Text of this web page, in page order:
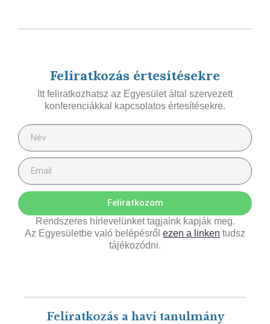
Feliratkozás értesítésekre
Itt feliratkozhatsz az Egyesület által szervezett
konferenciákkal kapcsolatos értesítésekre.
Feliratkozom
Rendszeres hírlevelünket tagjaink kapják meg.
Az Egyesületbe való belépésről ezen a linken tudsz
tájékozódni.
Feliratkozás a havi tanulmány